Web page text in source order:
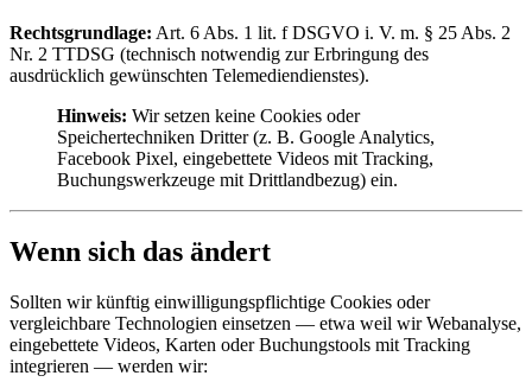
Rechtsgrundlage: Art. 6 Abs. 1 lit. f DSGVO i. V. m. § 25 Abs. 2
Nr. 2 TTDSG (technisch notwendig zur Erbringung des
ausdrücklich gewünschten Telemediendienstes).
Hinweis: Wir setzen keine Cookies oder
Speichertechniken Dritter (z. B. Google Analytics,
Facebook Pixel, eingebettete Videos mit Tracking,
Buchungswerkzeuge mit Drittlandbezug) ein.
Wenn sich das ändert
Sollten wir künftig einwilligungspflichtige Cookies oder
vergleichbare Technologien einsetzen — etwa weil wir Webanalyse,
eingebettete Videos, Karten oder Buchungstools mit Tracking
integrieren — werden wir: